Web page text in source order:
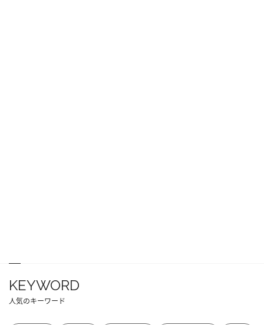
KEYWORD
人気のキーワード